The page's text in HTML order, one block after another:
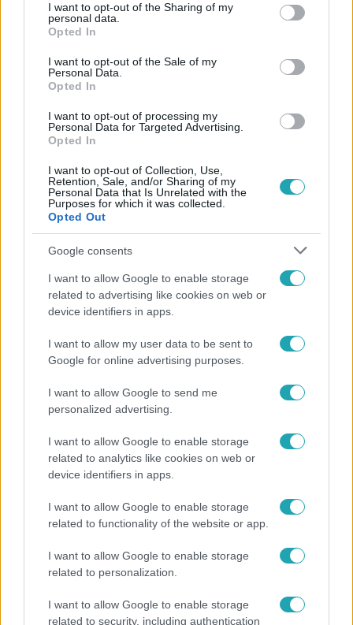
not limited to your visit or usage behaviour. You may click to
grant or deny consent to Google and its third-party tags to
use your data for below specified purposes in below Google
consent section.
I want to opt-out of the Sharing of my
personal data.
Opted In
I want to opt-out of the Sale of my
Personal Data.
Opted In
I want to opt-out of processing my
Personal Data for Targeted Advertising.
Opted In
I want to opt-out of Collection, Use,
Retention, Sale, and/or Sharing of my
Personal Data that Is Unrelated with the
Purposes for which it was collected.
Opted Out
Google consents
I want to allow Google to enable storage
related to advertising like cookies on web or
device identifiers in apps.
I want to allow my user data to be sent to
Google for online advertising purposes.
I want to allow Google to send me
personalized advertising.
I want to allow Google to enable storage
related to analytics like cookies on web or
device identifiers in apps.
I want to allow Google to enable storage
related to functionality of the website or app.
I want to allow Google to enable storage
related to personalization.
I want to allow Google to enable storage
related to security, including authentication
Népszerű
Felrobbant egy powerbank, pillanatok alatt porig
égett egy autó Debrecenben.
Mutatjuk, miket kértek az öltözőjükbe az idei Sziget